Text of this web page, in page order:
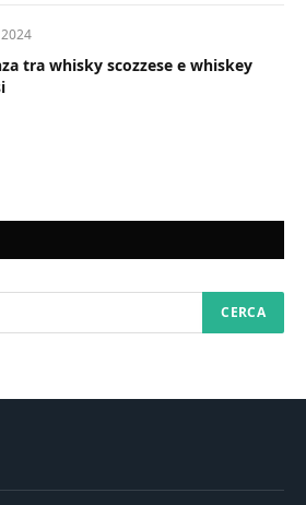
tra whisky scozzese e whiskey